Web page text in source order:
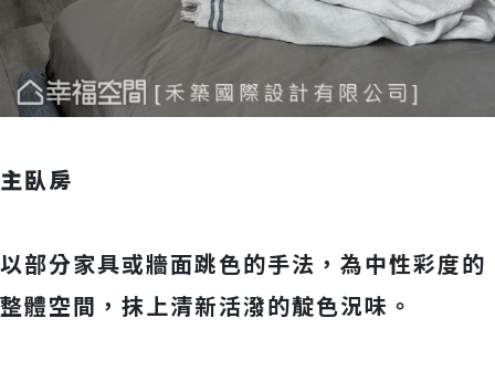
主臥房
以部分家具或牆面跳色的手法，為中性彩度的
整體空間，抹上清新活潑的靛色況味。